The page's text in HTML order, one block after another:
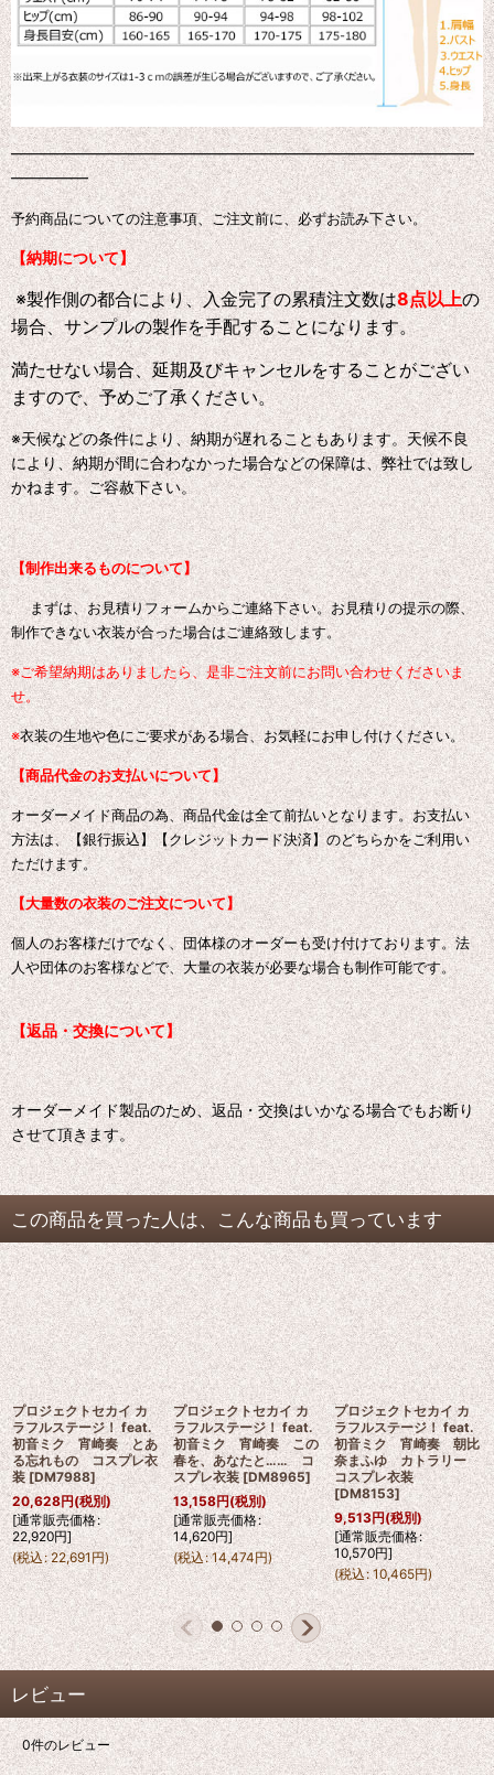
━━━━━━━━━━━━━━━━━━━━━━━━━━━━━━
━━━━━
予約商品についての注意事項、ご注文前に、必ずお読み下さい。
【納期について】
※製作側の都合により、入金完了の累積注文数は8点以上の
場合、サンプルの製作を手配することになります。
満たせない場合、延期及びキャンセルをすることがござい
ますので、予めご了承ください。
※天候などの条件により、納期が遅れることもあります。天候不良
により、納期が間に合わなかった場合などの保障は、弊社では致し
かねます。ご容赦下さい。
【制作出来るものについて】
まずは、お見積りフォームからご連絡下さい。お見積りの提示の際、
制作できない衣装が合った場合はご連絡致します。
※ご希望納期はありましたら、是非ご注文前にお問い合わせくださいま
せ。
※衣装の生地や色にご要求がある場合、お気軽にお申し付けください。
【商品代金のお支払いについて】
オーダーメイド商品の為、商品代金は全て前払いとなります。お支払い
方法は、【銀行振込】【クレジットカード決済】のどちらかをご利用い
ただけます。
【大量数の衣装のご注文について】
個人のお客様だけでなく、団体様のオーダーも受け付けております。法
人や団体のお客様などで、大量の衣装が必要な場合も制作可能です。
【返品・交換について】
オーダーメイド製品のため、返品・交換はいかなる場合でもお断り
させて頂きます。
この商品を買った人は、こんな商品も買っています
プロジェクトセカイ カ
ラフルステージ！ feat.
初音ミク 宵崎奏 とあ
る忘れもの コスプレ衣
装 [DM7988]
20,628円(税別)
[通常販売価格:
22,920円]
(税込: 22,691円)
プロジェクトセカイ カ
ラフルステージ！ feat.
初音ミク 宵崎奏 この
春を、あなたと…… コ
スプレ衣装 [DM8965]
13,158円(税別)
[通常販売価格:
14,620円]
(税込: 14,474円)
プロジェクトセカイ カ
ラフルステージ！ feat.
初音ミク 宵崎奏 朝比
奈まふゆ カトラリー
コスプレ衣装
[DM8153]
9,513円(税別)
[通常販売価格:
10,570円]
(税込: 10,465円)
レビュー
0件のレビュー